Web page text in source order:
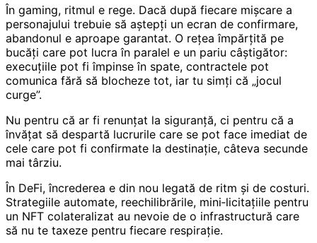
În gaming, ritmul e rege. Dacă după fiecare mișcare a
personajului trebuie să aștepți un ecran de confirmare,
abandonul e aproape garantat. O rețea împărțită pe
bucăți care pot lucra în paralel e un pariu câștigător:
execuțiile pot fi împinse în spate, contractele pot
comunica fără să blocheze tot, iar tu simți că „jocul
curge”.
Nu pentru că ar fi renunțat la siguranță, ci pentru că a
învățat să despartă lucrurile care se pot face imediat de
cele care pot fi confirmate la destinație, câteva secunde
mai târziu.
În DeFi, încrederea e din nou legată de ritm și de costuri.
Strategiile automate, reechilibrările, mini‑licitațiile pentru
un NFT colateralizat au nevoie de o infrastructură care
să nu te taxeze pentru fiecare respirație.